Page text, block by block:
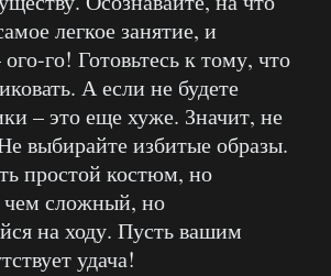
легкое занятие, и
го! Готовьтесь к тому, что
А если не будете
– это еще хуже. Значит, не
выбирайте избитые образы.
простой костюм, но
чем сложный, но
на ходу. Пусть вашим
удача!